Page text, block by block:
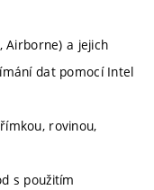
Airborne) a jejich
dat pomocí Intel
rovinou,
s použitím